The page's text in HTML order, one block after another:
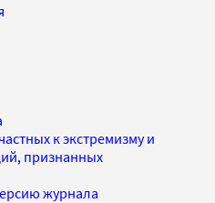
к экстремизму и
признанных
журнала